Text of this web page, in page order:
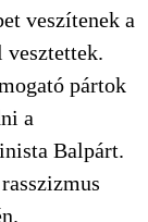
veszítenek a
pártok
a
Balpárt.